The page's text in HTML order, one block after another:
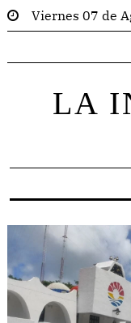
Viernes 07 de
LA